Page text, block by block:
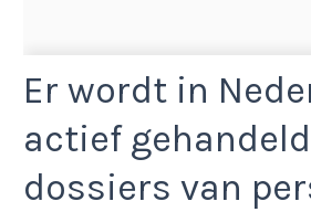
Er wordt in
actief
dossiers van